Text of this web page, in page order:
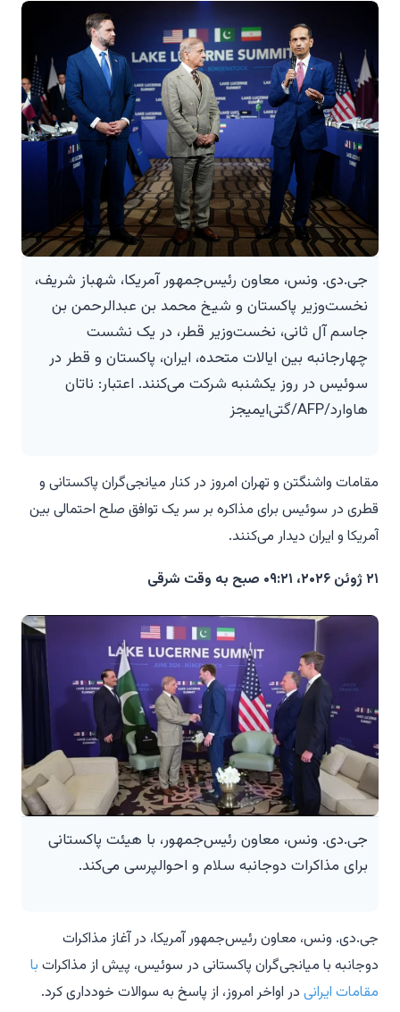
جی.دی. ونس، معاون رئیس‌جمهور آمریکا، شهباز شریف،
نخست‌وزیر پاکستان و شیخ محمد بن عبدالرحمن بن
جاسم آل ثانی، نخست‌وزیر قطر، در یک نشست
چهارجانبه بین ایالات متحده، ایران، پاکستان و قطر در
سوئیس در روز یکشنبه شرکت می‌کنند. اعتبار: ناتان
هاوارد/AFP/گتی‌ایمیجز
مقامات واشنگتن و تهران امروز در کنار میانجی‌گران پاکستانی و
قطری در سوئیس برای مذاکره بر سر یک توافق صلح احتمالی بین
آمریکا و ایران دیدار می‌کنند.
۲۱ ژوئن ۲۰۲۶، ۰۹:۲۱ صبح به وقت شرقی
جی.دی. ونس، معاون رئیس‌جمهور، با هیئت پاکستانی
برای مذاکرات دوجانبه سلام و احوالپرسی می‌کند.
جی.دی. ونس، معاون رئیس‌جمهور آمریکا، در آغاز مذاکرات
دوجانبه با میانجی‌گران پاکستانی در سوئیس، پیش از مذاکرات با
مقامات ایرانی در اواخر امروز، از پاسخ به سوالات خودداری کرد.